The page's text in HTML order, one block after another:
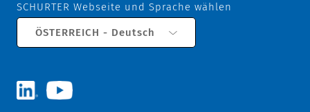
SCHURTER Webseite und Sprache wählen
ÖSTERREICH - Deutsch